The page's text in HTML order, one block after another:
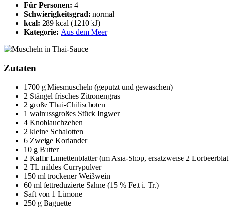
Für Personen: 4
Schwierigkeitsgrad: normal
kcal: 289 kcal (1210 kJ)
Kategorie: Aus dem Meer
Zutaten
1700 g Miesmuscheln (geputzt und gewaschen)
2 Stängel frisches Zitronengras
2 große Thai-Chilischoten
1 walnussgroßes Stück Ingwer
4 Knoblauchzehen
2 kleine Schalotten
6 Zweige Koriander
10 g Butter
2 Kaffir Limettenblätter (im Asia-Shop, ersatzweise 2
2 TL mildes Currypulver
150 ml trockener Weißwein
60 ml fettreduzierte Sahne (15 % Fett i. Tr.)
Saft von 1 Limone
250 g Baguette